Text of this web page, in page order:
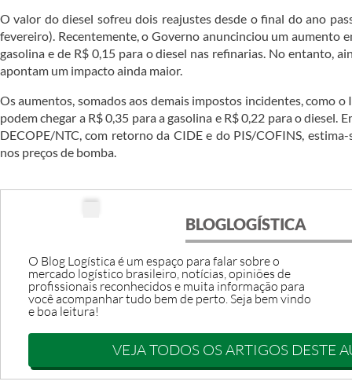
O valor do diesel sofreu dois reajustes desde o final do ano
fevereiro). Recentemente, o Governo anuncinciou um aumento
gasolina e de R$ 0,15 para o diesel nas refinarias. No entanto,
apontam um impacto ainda maior.
Os aumentos, somados aos demais impostos incidentes, como o
podem chegar a R$ 0,35 para a gasolina e R$ 0,22 para o diesel.
DECOPE/NTC, com retorno da CIDE e do PIS/COFINS,
nos preços de bomba.
BLOGLOGÍSTICA
O Blog Logística é um espaço para falar sobre o
mercado logístico brasileiro, notícias, opiniões de
profissionais reconhecidos e muita informação para
você acompanhar tudo bem de perto. Seja bem vindo
e boa leitura!
VEJA TODOS OS ARTIGOS DESTE